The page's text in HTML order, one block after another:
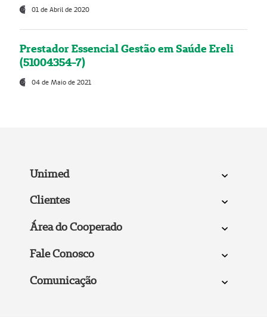
01 de Abril de 2020
Prestador Essencial Gestão em Saúde Ereli
(51004354-7)
04 de Maio de 2021
Unimed
Clientes
Área do Cooperado
Fale Conosco
Comunicação